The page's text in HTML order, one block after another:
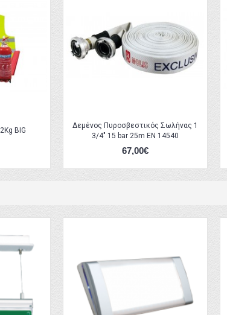
BIG
Δεμένος Πυροσβεστικός Σωλήνας 1
3/4" 15 bar 25m EN 14540
67,00€